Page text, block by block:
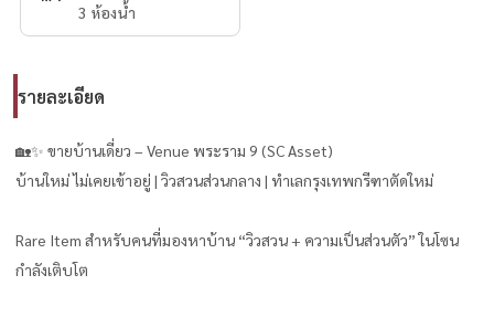
3 ห้องน้ำ
รายละเอียด
🏡✨ ขายบ้านเดี่ยว – Venue พระราม 9 (SC Asset)
บ้านใหม่ ไม่เคยเข้าอยู่ | วิวสวนส่วนกลาง | ทำเลกรุงเทพกรีฑาตัดใหม่
Rare Item สำหรับคนที่มองหาบ้าน “วิวสวน + ความเป็นส่วนตัว” ในโซน
กำลังเติบโต